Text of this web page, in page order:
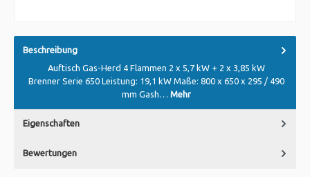
Beschreibung
Auftisch Gas-Herd 4 Flammen 2 x 5,7 kW + 2 x 3,85 kW
Brenner Serie 650 Leistung: 19,1 kW Maße: 800 x 650 x 295 / 490
mm Gash… Mehr
Eigenschaften
Bewertungen